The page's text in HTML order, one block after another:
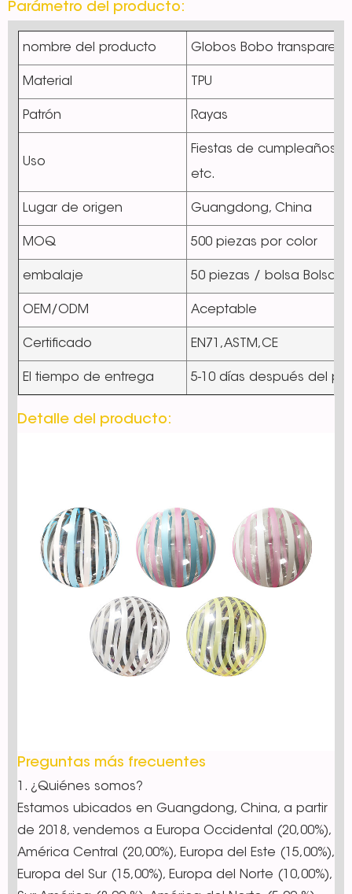
Parámetro del producto:
nombre del producto Globos Bobo
Material TPU
Patrón Rayas
Uso
Fiestas de cumpleaños,
etc.
Lugar de origen Guangdong, China
MOQ 500 piezas por color
embalaje 50 piezas / bolsa Bolsas
OEM/ODM Aceptable
Certificado EN71,ASTM,CE
El tiempo de entrega 5-10 días después del
Detalle del producto:
Preguntas más frecuentes
1. ¿Quiénes somos?
Estamos ubicados en Guangdong, China, a partir
de 2018, vendemos a Europa Occidental (20,00%),
América Central (20,00%), Europa del Este (15,00%),
Europa del Sur (15,00%), Europa del Norte (10,00%),